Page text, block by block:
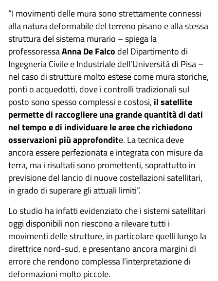
“I movimenti delle mura sono strettamente connessi
alla natura deformabile del terreno pisano e alla stessa
struttura del sistema murario – spiega la
professoressaAnna De Falco del Dipartimento di
Ingegneria Civile e Industriale dell’Università di Pisa –
nel caso di strutture molto estese come mura storiche,
ponti o acquedotti, dove i controlli tradizionali sul
posto sono spesso complessi e costosi, il satellite
permette di raccogliere una grande quantità di dati
nel tempo e di individuare le aree che richiedono
osservazioni più approfondite. La tecnica deve
ancora essere perfezionata e integrata con misure da
terra, ma i risultati sono promettenti, soprattutto in
previsione del lancio di nuove costellazioni satellitari,
in grado di superare gli attuali limiti”.
Lo studio ha infatti evidenziato che i sistemi satellitari
oggi disponibili non riescono a rilevare tutti i
movimenti delle strutture, in particolare quelli lungo la
direttrice nord-sud, e presentano ancora margini di
errore che rendono complessa l’interpretazione di
deformazioni molto piccole.